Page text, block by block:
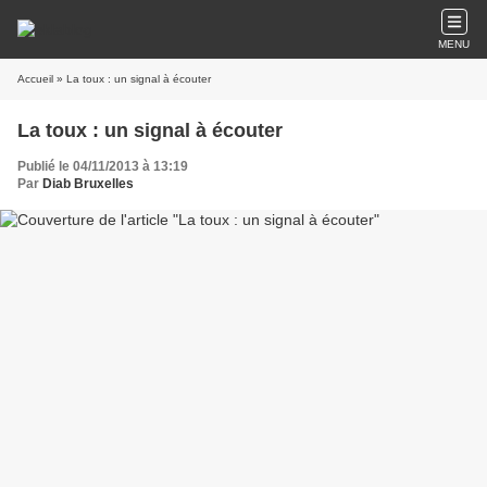
MENU
Accueil » La toux : un signal à écouter
La toux : un signal à écouter
Publié le 04/11/2013 à 13:19
Par Diab Bruxelles